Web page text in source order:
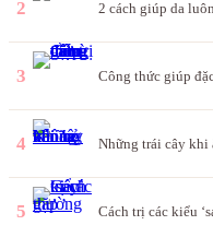
2 2 cách giúp da
3 Công thức giúp
4 Những trái cây khi
5 Cách trị các kiểu